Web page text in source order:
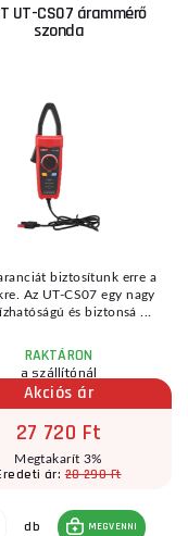
UT-CS07 árammérő
szonda
biztosítunk erre a
Az UT-CS07 egy nagy
és biztonsá ...
RAKTÁRON
a szállítónál
Akciós ár
27 720 Ft
Megtakarít 3%
ár:28 290 Ft
db MEGVENNI